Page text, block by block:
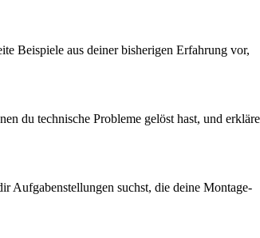
Beispiele aus deiner bisherigen Erfahrung vor,
du technische Probleme gelöst hast, und erkläre
Aufgabenstellungen suchst, die deine Montage-